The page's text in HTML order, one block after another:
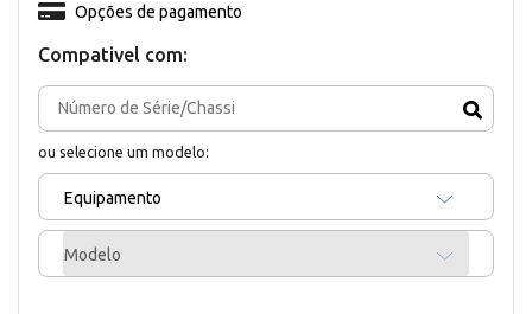
Compativel com:
ou selecione um modelo:
Equipamento
Modelo
Opções de pagamento